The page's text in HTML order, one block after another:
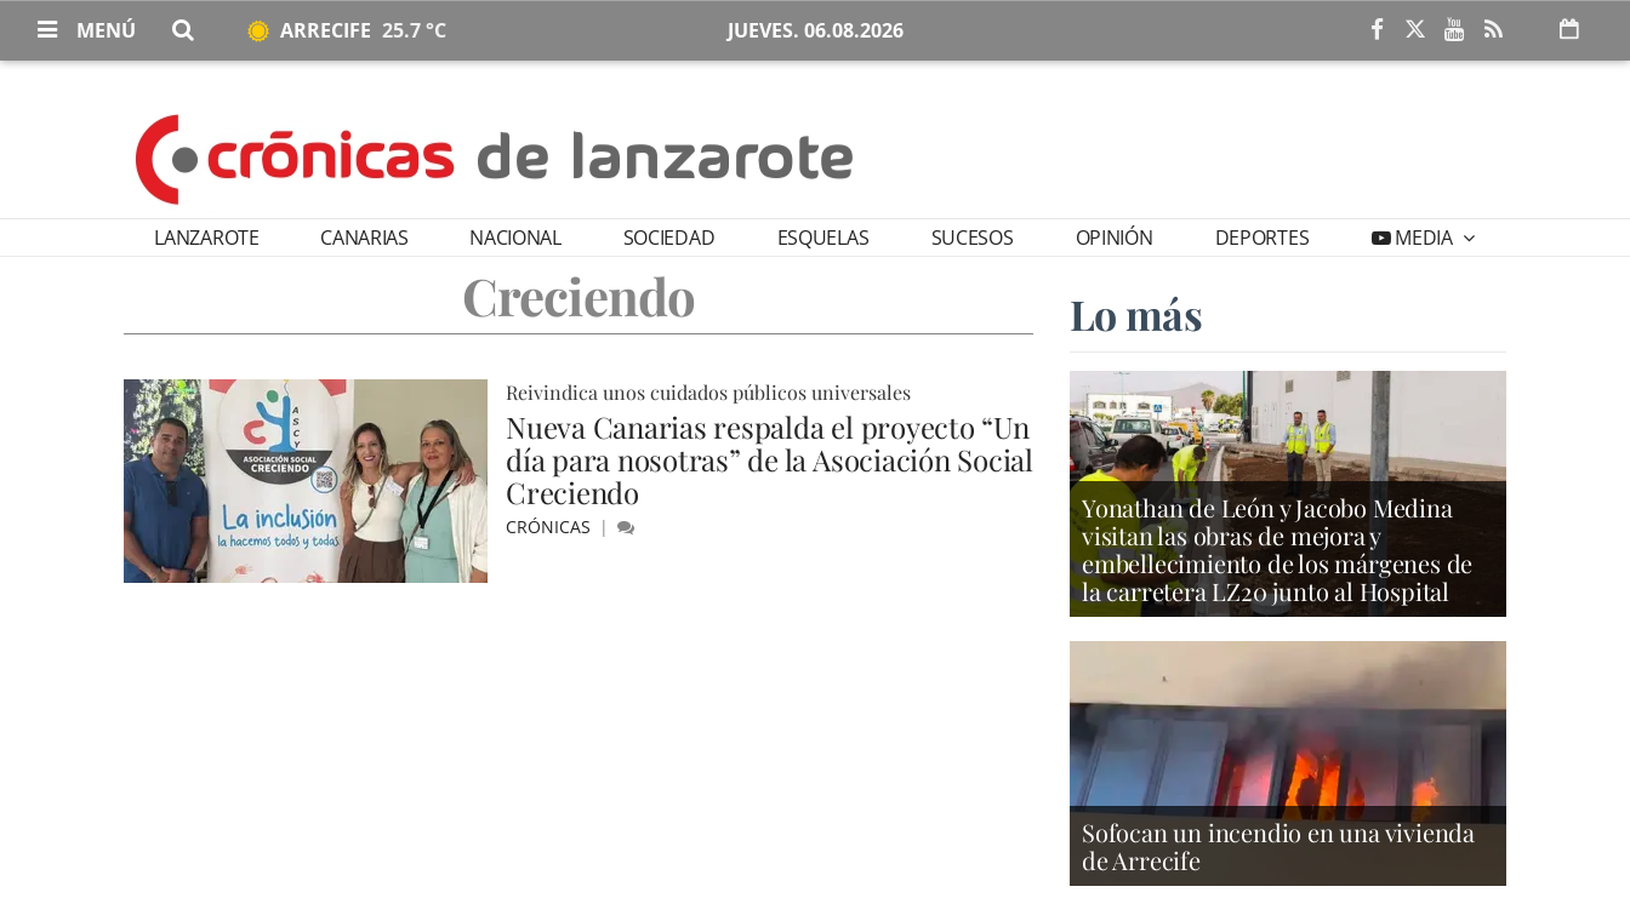
MENÚ ARRECIFE 25.7 °C JUEVES. 06.08.2026
LANZAROTE CANARIAS NACIONAL SOCIEDAD ESQUELAS SUCESOS OPINIÓN DEPORTES MEDIA
Creciendo
Reivindica unos cuidados públicos universales
Nueva Canarias respalda el proyecto “Un
día para nosotras” de la Asociación Social
Creciendo
CRÓNICAS
Lo más
Yonathan de León y Jacobo Medina
visitan las obras de mejora y
embellecimiento de los márgenes de
la carretera LZ20 junto al Hospital
Sofocan un incendio en una vivienda
de Arrecife